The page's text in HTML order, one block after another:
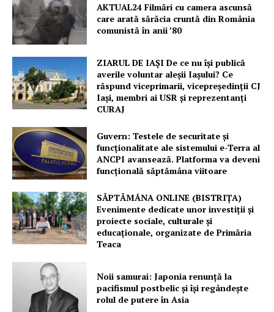
PRESShub
Despre noi / Echipa
Proiecte editoriale
Rețea
Contact
AKTUAL24 Filmări cu camera ascunsă
care arată sărăcia cruntă din România
comunistă în anii ’80
ZIARUL DE IAȘI De ce nu își publică
averile voluntar aleșii Iașului? Ce
răspund viceprimarii, vicepreședinții CJ
Iași, membri ai USR și reprezentanți
CURAJ
Guvern: Testele de securitate și
funcționalitate ale sistemului e-Terra al
ANCPI avansează. Platforma va deveni
funcțională săptămâna viitoare
SĂPTĂMÂNA ONLINE (BISTRIȚA)
Evenimente dedicate unor investiții și
proiecte sociale, culturale și
educaționale, organizate de Primăria
Teaca
Noii samurai: Japonia renunță la
pacifismul postbelic și își regândește
rolul de putere în Asia